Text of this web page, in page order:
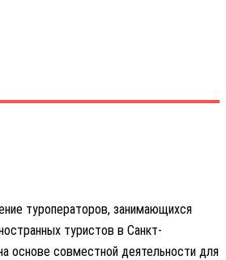
туроператоров, занимающихся
туристов в Санкт-
основе совместной деятельности для